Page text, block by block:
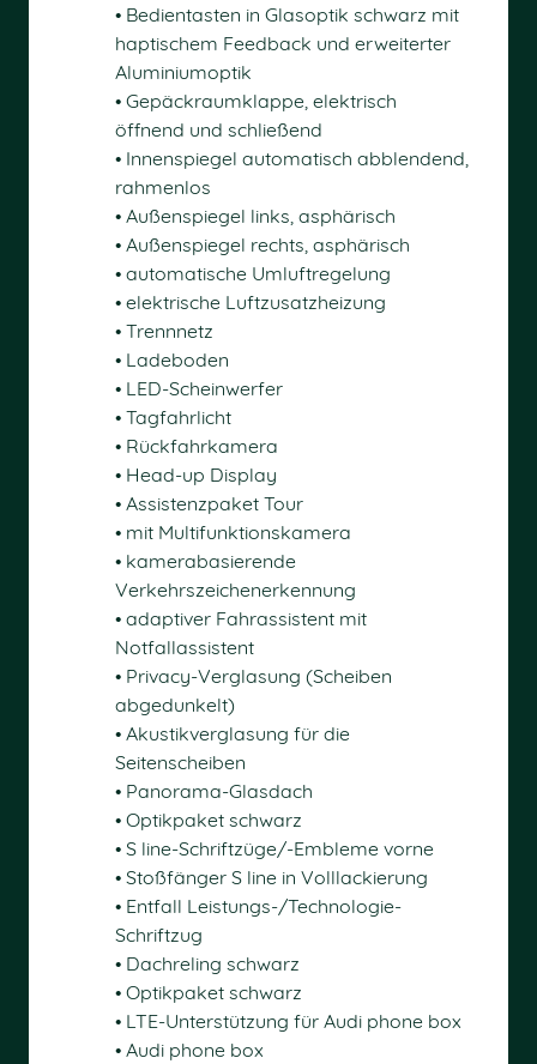
• Bedientasten in Glasoptik schwarz mit
haptischem Feedback und erweiterter
Aluminiumoptik
• Gepäckraumklappe, elektrisch
öffnend und schließend
• Innenspiegel automatisch abblendend,
rahmenlos
• Außenspiegel links, asphärisch
• Außenspiegel rechts, asphärisch
• automatische Umluftregelung
• elektrische Luftzusatzheizung
• Trennnetz
• Ladeboden
• LED-Scheinwerfer
• Tagfahrlicht
• Rückfahrkamera
• Head-up Display
• Assistenzpaket Tour
• mit Multifunktionskamera
• kamerabasierende
Verkehrszeichenerkennung
• adaptiver Fahrassistent mit
Notfallassistent
• Privacy-Verglasung (Scheiben
abgedunkelt)
• Akustikverglasung für die
Seitenscheiben
• Panorama-Glasdach
• Optikpaket schwarz
• S line-Schriftzüge/-Embleme vorne
• Stoßfänger S line in Volllackierung
• Entfall Leistungs-/Technologie-
Schriftzug
• Dachreling schwarz
• Optikpaket schwarz
• LTE-Unterstützung für Audi phone box
• Audi phone box